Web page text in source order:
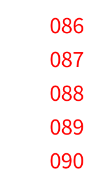
086
087
088
089
090